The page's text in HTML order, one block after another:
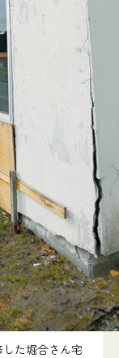
た堀合さん宅